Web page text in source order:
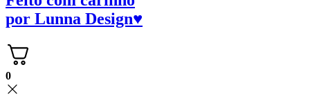
por Lunna Design♥
0